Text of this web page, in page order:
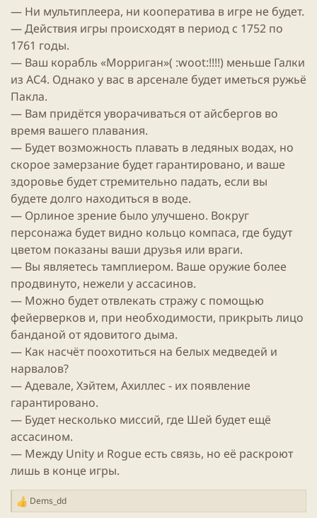
— Ни мультиплеера, ни кооператива в игре не будет.
— Действия игры происходят в период с 1752 по
1761 годы.
— Ваш корабль «Морриган»( :woot:!!!!) меньше Галки
из АС4. Однако у вас в арсенале будет иметься ружьё
Пакла.
— Вам придётся уворачиваться от айсбергов во
время вашего плавания.
— Будет возможность плавать в ледяных водах, но
скорое замерзание будет гарантировано, и ваше
здоровье будет стремительно падать, если вы
будете долго находиться в воде.
— Орлиное зрение было улучшено. Вокруг
персонажа будет видно кольцо компаса, где будут
цветом показаны ваши друзья или враги.
— Вы являетесь тамплиером. Ваше оружие более
продвинуто, нежели у ассасинов.
— Можно будет отвлекать стражу с помощью
фейерверков и, при необходимости, прикрыть лицо
банданой от ядовитого дыма.
— Как насчёт поохотиться на белых медведей и
нарвалов?
— Адевале, Хэйтем, Ахиллес - их появление
гарантировано.
— Будет несколько миссий, где Шей будет ещё
ассасином.
— Между Unity и Rogue есть связь, но её раскроют
лишь в конце игры.
Р
Dems_dd